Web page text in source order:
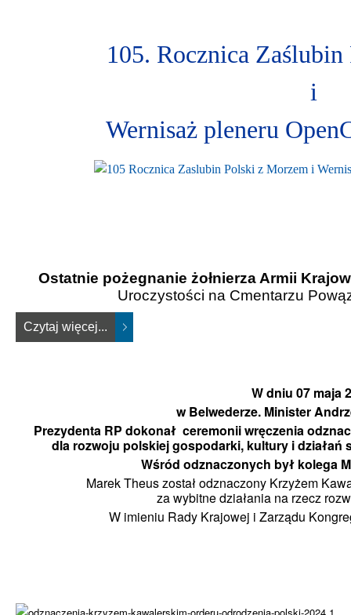
105. Rocznica
i
Wernisaż pleneru
Ostatnie pożegnanie żołnierza Armii
Uroczystości na Cmentarzu
Czytaj więcej...
W dniu 07 maja
w Belwederze. Minister
Prezydenta RP dokonał ceremonii wręczenia
dla rozwoju polskiej gospodarki, kultury i działań
Wśród odznaczonych był kolega
Marek Theus został odznaczony Krzyżem
za wybitne działania na rzecz
W imieniu Rady Krajowej i Zarządu